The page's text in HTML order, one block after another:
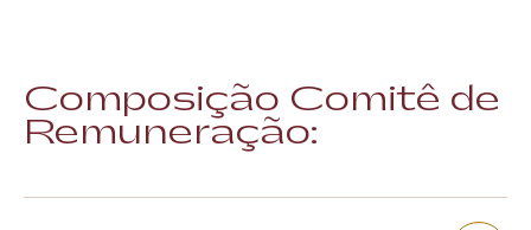
Composição Comitê de
Remuneração: